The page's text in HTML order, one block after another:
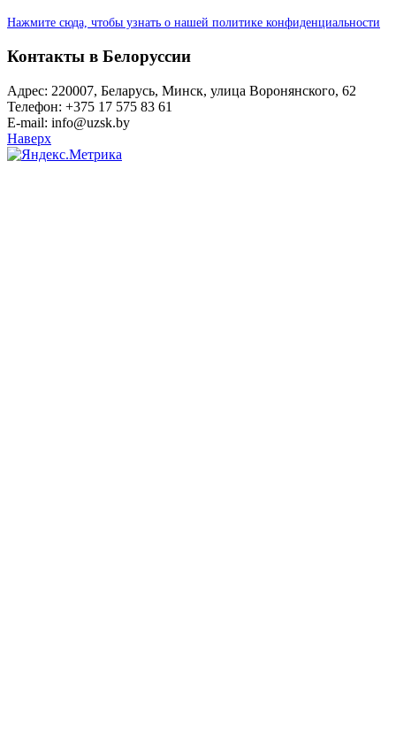
Нажмите сюда, чтобы узнать о нашей политике конфиденциальности
Контакты в Белоруссии
Адрес: 220007, Беларусь, Минск, улица Воронянского, 62
Телефон: +375 17 575 83 61
E-mail: info@uzsk.by
Наверх